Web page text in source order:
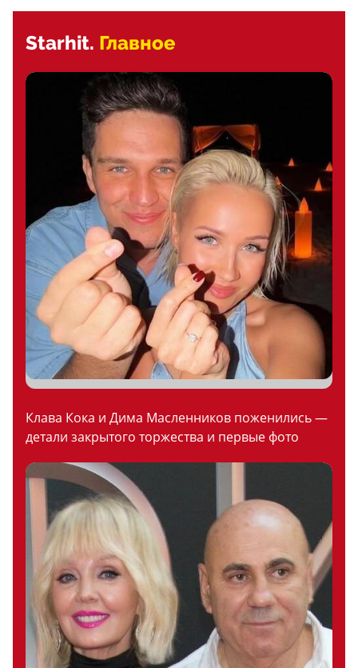
Starhit. Главное
Клава Кока и Дима Масленников поженились —
детали закрытого торжества и первые фото